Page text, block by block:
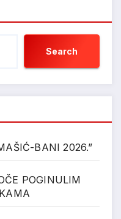
Search
BANI 2026.”
POGINULIM